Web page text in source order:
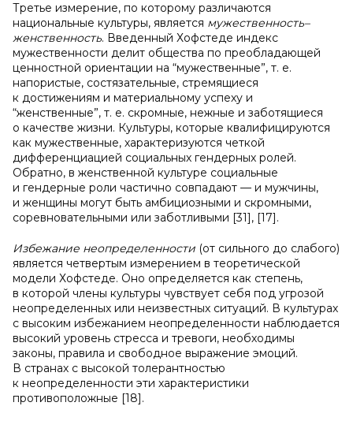
Третье измерение, по которому различаются
национальные культуры, является мужественность–
женственность. Введенный Хофстеде индекс
мужественности делит общества по преобладающей
ценностной ориентации на “мужественные”, т. е.
напористые, состязательные, стремящиеся
к достижениям и материальному успеху и
“женственные”, т. е. скромные, нежные и заботящиеся
о качестве жизни. Культуры, которые квалифицируются
как мужественные, характеризуются четкой
дифференциацией социальных гендерных ролей.
Обратно, в женственной культуре социальные
и гендерные роли частично совпадают — и мужчины,
и женщины могут быть амбициозными и скромными,
соревновательными или заботливыми [31], [17].
Избежание неопределенности (от сильного до слабого)
является четвертым измерением в теоретической
модели Хофстеде. Оно определяется как степень,
в которой члены культуры чувствует себя под угрозой
неопределенных или неизвестных ситуаций. В культурах
с высоким избежанием неопределенности наблюдается
высокий уровень стресса и тревоги, необходимы
законы, правила и свободное выражение эмоций.
В странах с высокой толерантностью
к неопределенности эти характеристики
противоположные [18].